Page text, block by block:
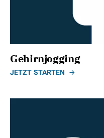
Gehirnjogging
JETZT STARTEN